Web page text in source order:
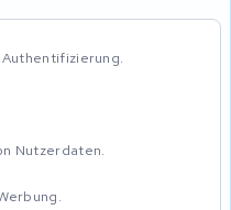
Nutzerdaten.